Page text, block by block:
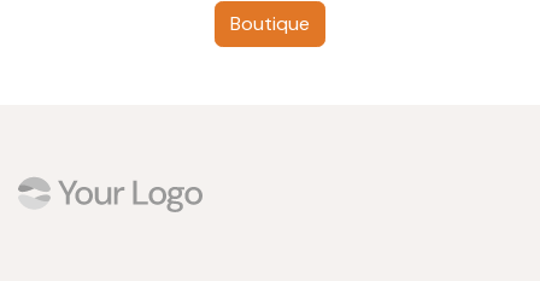
Boutique